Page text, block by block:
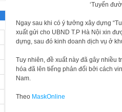
‘Tuyến
Ngay sau khi có ý tưởng xây dựng
xuất gửi cho UBND T.P Hà Nội xin
dựng, sau đó kinh doanh dịch vụ ở
Tuy nhiên, đề xuất này đã gây nhiều
hóa đã lên tiếng phản đối bởi cách
Nam.
Theo MaskOnline